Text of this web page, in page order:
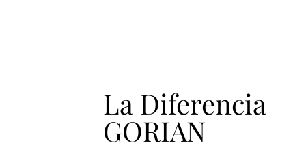
La Diferencia
GORIAN